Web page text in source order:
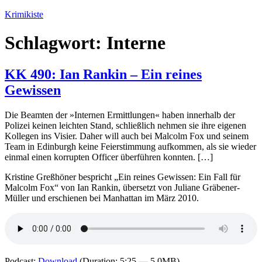
Zum
springen
Krimikiste
Schlagwort: Interne
KK 490: Ian Rankin – Ein reines
Gewissen
Die Beamten der »Internen Ermittlungen« haben innerhalb der
Polizei keinen leichten Stand, schließlich nehmen sie ihre eigenen
Kollegen ins Visier. Daher will auch bei Malcolm Fox und seinem
Team in Edinburgh keine Feierstimmung aufkommen, als sie wieder
einmal einen korrupten Officer überführen konnten. […]
Kristine Greßhöner bespricht „Ein reines Gewissen: Ein Fall für
Malcolm Fox“ von Ian Rankin, übersetzt von Juliane Gräbener-
Müller und erschienen bei Manhattan im März 2010.